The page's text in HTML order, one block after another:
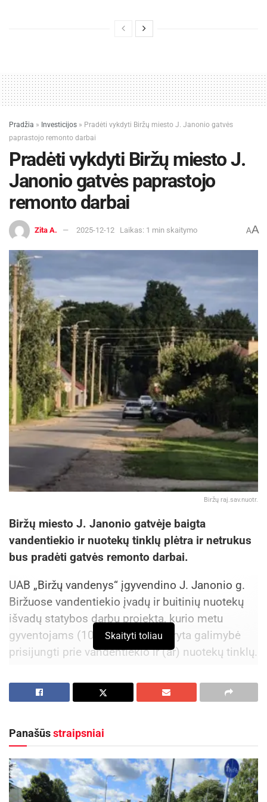
Pradžia » Investicijos » Pradėti vykdyti Biržų miesto J. Janonio gatvės
paprastojo remonto darbai
Pradėti vykdyti Biržų miesto J.
Janonio gatvės paprastojo
remonto darbai
Zita A. 2025-12-12 Laikas: 1 min skaitymo AA
Biržų raj.sav.nuotr.
Biržų miesto J. Janonio gatvėje baigta
vandentiekio ir nuotekų tinklų plėtra ir netrukus
bus pradėti gatvės remonto darbai.
UAB „Biržų vandenys“ įgyvendino J. Janonio g.
Biržuose vandentiekio įvadų ir buitinių nuotekų
išvadų statybos darbų projektą, kurio metu
gyventojams (10 vartotojų) sudaryta galimybė
prisijungti prie vandentiekio ir (ar) nuotekų tinklų.
Darbus, kurių vertė viršija 21 tūkst. eurų, atliko
UAB „Panevėžio ryšių statyba“.
Norint prisijungti prie naujai pastatytų tinklų,
būtina pateikti prašymą prisijungimo sąlygoms
gauti UAB „Biržų vandenys“. Prie naujai įrengtų
įvadų leidžiama jungtis tik po to, kai bus gautas
UAB „Biržų vandenys“ pranešimas apie darbų
Skaityti toliau
Panašūsstraipsniai